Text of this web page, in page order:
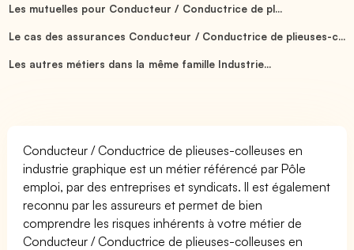
Les mutuelles pour Conducteur / Conductrice de pl...
Le cas des assurances Conducteur / Conductrice de plieuses-c...
Les autres métiers dans la même famille Industrie...
Conducteur / Conductrice de plieuses-colleuses en
industrie graphique est un métier référencé par Pôle
emploi, par des entreprises et syndicats. Il est également
reconnu par les assureurs et permet de bien
comprendre les risques inhérents à votre métier de
Conducteur / Conductrice de plieuses-colleuses en